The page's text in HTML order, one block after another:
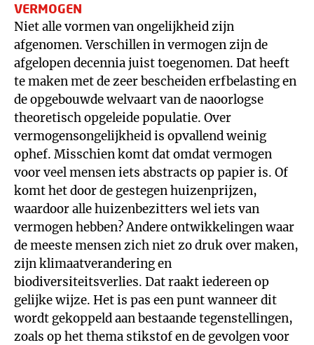
VERMOGEN
Niet alle vormen van ongelijkheid zijn
afgenomen. Verschillen in vermogen zijn de
afgelopen decennia juist toegenomen. Dat heeft
te maken met de zeer bescheiden erfbelasting en
de opgebouwde welvaart van de naoorlogse
theoretisch opgeleide populatie. Over
vermogensongelijkheid is opvallend weinig
ophef. Misschien komt dat omdat vermogen
voor veel mensen iets abstracts op papier is. Of
komt het door de gestegen huizenprijzen,
waardoor alle huizenbezitters wel iets van
vermogen hebben? Andere ontwikkelingen waar
de meeste mensen zich niet zo druk over maken,
zijn klimaatverandering en
biodiversiteitsverlies. Dat raakt iedereen op
gelijke wijze. Het is pas een punt wanneer dit
wordt gekoppeld aan bestaande tegenstellingen,
zoals op het thema stikstof en de gevolgen voor